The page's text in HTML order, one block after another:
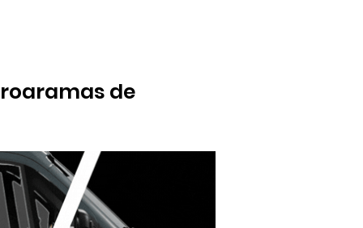
de
como "Primeros en el Cole" y las